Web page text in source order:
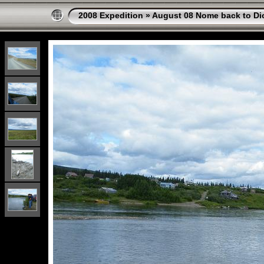
2008 Expedition »August 08 Nome back to